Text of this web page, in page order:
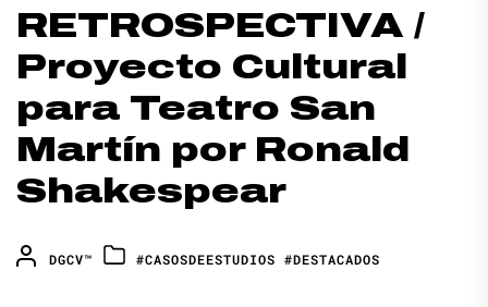
RETROSPECTIVA /
Proyecto Cultural
para Teatro San
Martín por Ronald
Shakespear
DGCV™ #CASOSDEESTUDIOS #DESTACADOS